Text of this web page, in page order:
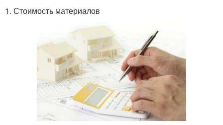
1. Стоимость материалов